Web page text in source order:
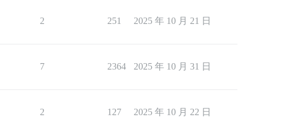
2 251 2025 年 10 月 21 日
7 2364 2025 年 10 月 31 日
2 127 2025 年 10 月 22 日